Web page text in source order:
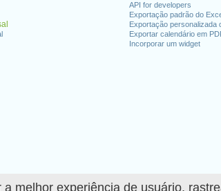
melhor experiência de usuário,
API for developers
Exportação padrão do
Exportação personalizada
Exportar calendário em
Incorporar um widget